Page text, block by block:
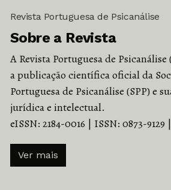
Revista Portuguesa de Psicanálise
Sobre a Revista
A Revista Portuguesa de Psicanálise
a publicação científica oficial da
Portuguesa de Psicanálise (SPP) e
jurídica e intelectual.
eISSN: 2184-0016 | ISSN: 0873-9129
Ver mais